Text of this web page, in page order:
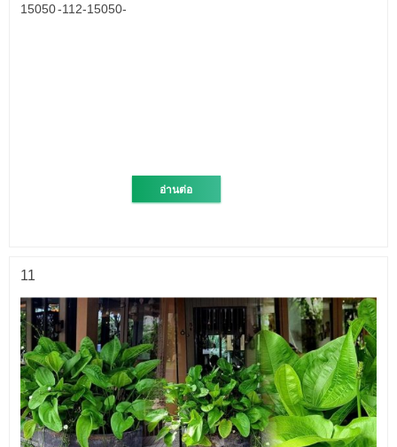
15050 -112-15050-
อ่านต่อ
11